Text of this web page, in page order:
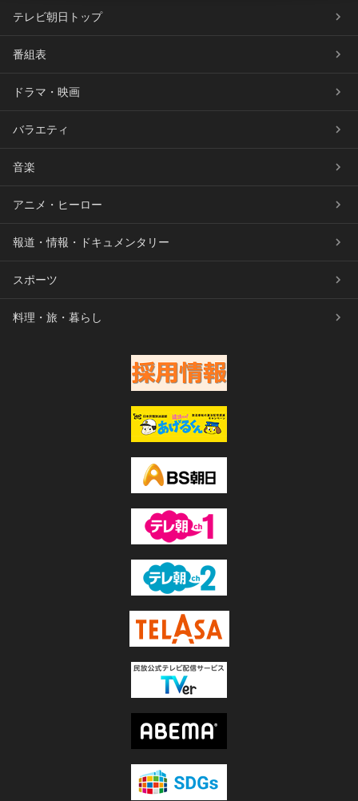
テレビ朝日トップ
番組表
ドラマ・映画
バラエティ
音楽
アニメ・ヒーロー
報道・情報・ドキュメンタリー
スポーツ
料理・旅・暮らし